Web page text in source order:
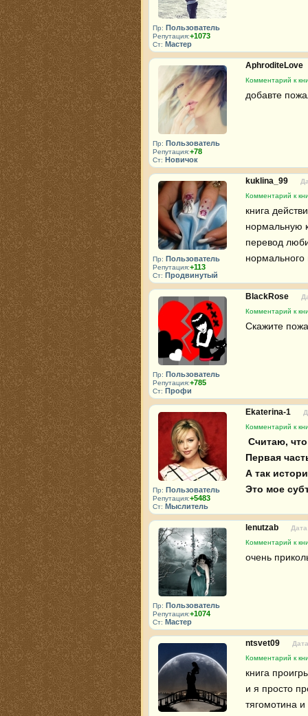
Пр: Пользователь
Репутация:+1073
Ст: Мастер
Пр: Пользователь
Репутация:+78
Ст: Новичок
AphroditeLove
Комментарий к
добавте
Пр: Пользователь
Репутация:+113
Ст: Продвинутый
kuklina_99
Комментарий к
книга
нормальную
перевод
нормального
Пр: Пользователь
Репутация:+785
Ст: Профи
BlackRose
Комментарий к
Скажите
Пр: Пользователь
Репутация:+5483
Ст: Мыслитель
Ekaterina-1
Комментарий к
Первая
А так
Это мое
Пр: Пользователь
Репутация:+1074
Ст: Мастер
lenutzab
Комментарий к
очень
ntsvet09
Комментарий к
книга
и я просто
тягомотина